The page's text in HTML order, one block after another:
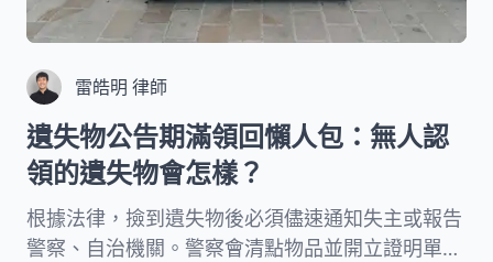
雷皓明 律師
遺失物公告期滿領回懶人包：無人認
領的遺失物會怎樣？
根據法律，撿到遺失物後必須儘速通知失主或報告
警察、自治機關。警察會清點物品並開立證明單給